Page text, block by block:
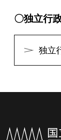
〇独立行
独立